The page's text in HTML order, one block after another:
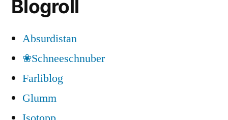
Blogroll
Absurdistan
❀Schneeschnuber
Farliblog
Glumm